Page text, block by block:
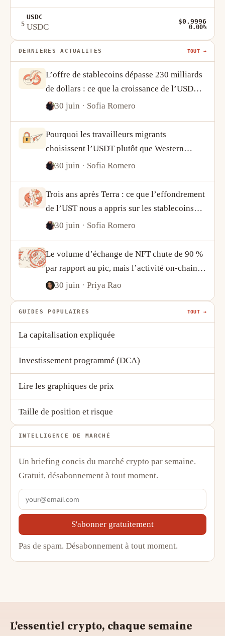
5
USDC
USDC
$0.9996
0.00%
DERNIÈRES ACTUALITÉS TOUT →
L’offre de stablecoins dépasse 230 milliards
de dollars : ce que la croissance de l’USDT
et de l’USDC révèle sur la demande crypto
30 juin · Sofia Romero
Pourquoi les travailleurs migrants
choisissent l’USDT plutôt que Western
Union
30 juin · Sofia Romero
Trois ans après Terra : ce que l’effondrement
de l’UST nous a appris sur les stablecoins
algorithmiques
30 juin · Sofia Romero
Le volume d’échange de NFT chute de 90 %
par rapport au pic, mais l’activité on-chain
raconte une histoire plus complexe
30 juin · Priya Rao
GUIDES POPULAIRES TOUT →
La capitalisation expliquée
Investissement programmé (DCA)
Lire les graphiques de prix
Taille de position et risque
INTELLIGENCE DE MARCHÉ
Un briefing concis du marché crypto par semaine.
Gratuit, désabonnement à tout moment.
S'abonner gratuitement
Pas de spam. Désabonnement à tout moment.
L'essentiel crypto, chaque semaine